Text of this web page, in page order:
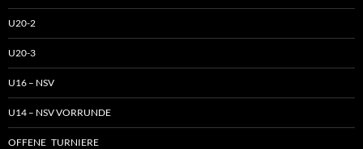
U20-2
U20-3
U16 – NSV
U14 – NSV VORRUNDE
OFFENE TURNIERE